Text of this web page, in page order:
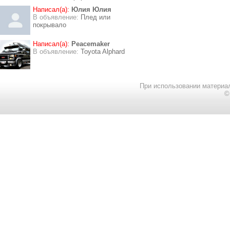
Написал(а): Юлия Юлия
В объявление: Плед или
покрывало
Написал(а): Peacemaker
В объявление: Toyota Alphard
При использовании